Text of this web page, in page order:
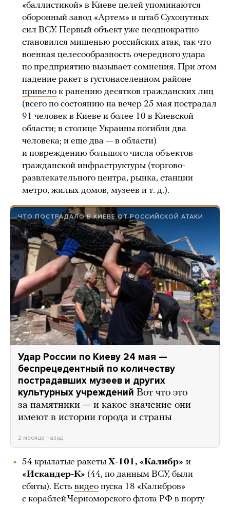
«баллистикой» в Киеве целей упоминаются
оборонный завод «Артем» и штаб Сухопутных
сил ВСУ. Первый объект уже неоднократно
становился мишенью российских атак, так что
военная целесообразность очередного удара
по предприятию вызывает сомнения. При этом
падение ракет в густонаселенном районе
привело к ранению десятков гражданских лиц
(всего по состоянию на вечер 25 мая пострадал
91 человек в Киеве и более 10 в Киевской
области; в столице Украины погибли два
человека; и еще два — в области)
и повреждению большого числа объектов
гражданской инфраструктуры (торгово-
развлекательного центра, рынка, станции
метро, жилых домов, музеев и т. д.).
ЧТО ПОСТРАДАЛО В КИЕВЕ ОТ РОССИЙСКОЙ АТАКИ
Удар России по Киеву 24 мая —
беспрецедентный по количеству
пострадавших музеев и других
культурных учреждений Вот что это
за памятники — и какое значение они
имеют в истории города и страны
2 месяца назад
54 крылатые ракеты Х-101, «Калибр» и
«Искандер-К» (44, по данным ВСУ, были
сбиты). Есть видео пуска 18 «Калибров»
с кораблей Черноморского флота РФ в порту